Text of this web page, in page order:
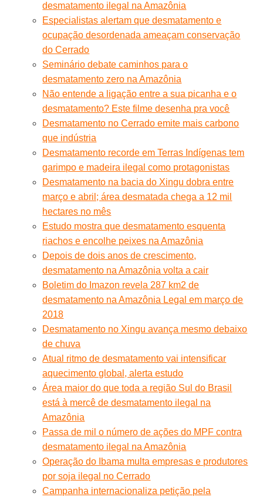
desmatamento ilegal na Amazônia
Especialistas alertam que desmatamento e
ocupação desordenada ameaçam conservação
do Cerrado
Seminário debate caminhos para o
desmatamento zero na Amazônia
Não entende a ligação entre a sua picanha e o
desmatamento? Este filme desenha pra você
Desmatamento no Cerrado emite mais carbono
que indústria
Desmatamento recorde em Terras Indígenas tem
garimpo e madeira ilegal como protagonistas
Desmatamento na bacia do Xingu dobra entre
março e abril; área desmatada chega a 12 mil
hectares no mês
Estudo mostra que desmatamento esquenta
riachos e encolhe peixes na Amazônia
Depois de dois anos de crescimento,
desmatamento na Amazônia volta a cair
Boletim do Imazon revela 287 km2 de
desmatamento na Amazônia Legal em março de
2018
Desmatamento no Xingu avança mesmo debaixo
de chuva
Atual ritmo de desmatamento vai intensificar
aquecimento global, alerta estudo
Área maior do que toda a região Sul do Brasil
está à mercê de desmatamento ilegal na
Amazônia
Passa de mil o número de ações do MPF contra
desmatamento ilegal na Amazônia
Operação do Ibama multa empresas e produtores
por soja ilegal no Cerrado
Campanha internacionaliza petição pela